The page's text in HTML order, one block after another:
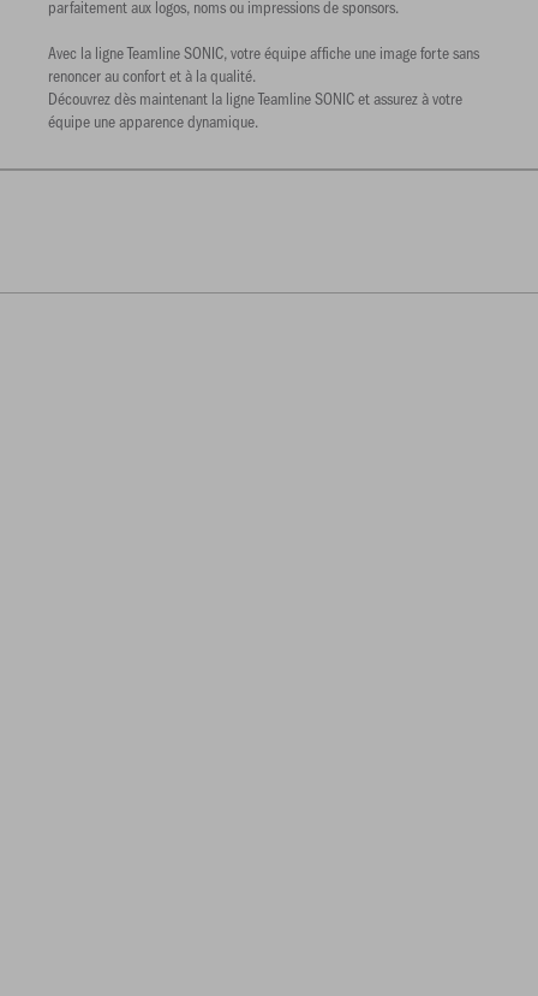
parfaitement aux logos, noms ou impressions de sponsors.
Avec la ligne Teamline SONIC, votre équipe affiche une image forte sans
renoncer au confort et à la qualité.
Découvrez dès maintenant la ligne Teamline SONIC et assurez à votre
équipe une apparence dynamique.